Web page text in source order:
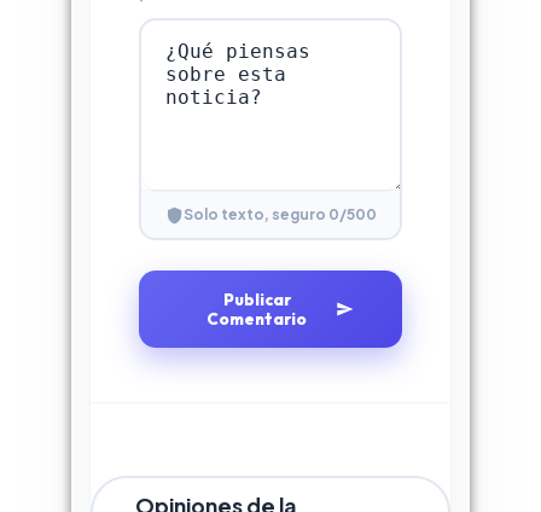
Solo texto, seguro 0/500
Publicar
Comentario
Opiniones de la